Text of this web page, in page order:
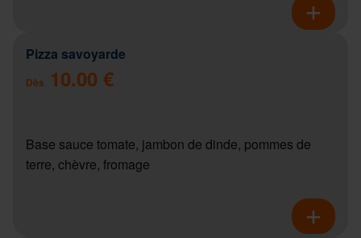
Pizza savoyarde
Dès 10.00 €
Base sauce tomate, jambon de dinde, pommes de
terre, chèvre, fromage